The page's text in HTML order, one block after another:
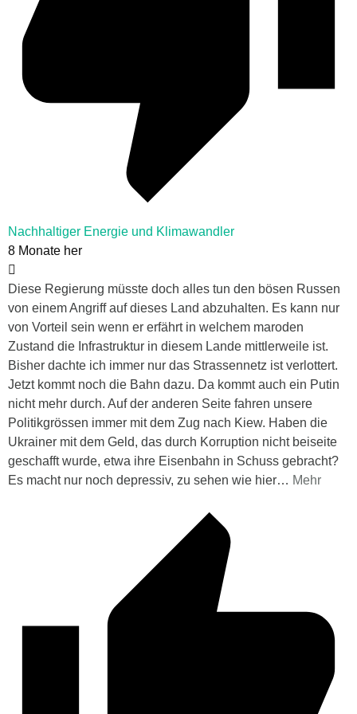
Nachhaltiger Energie und Klimawandler
8 Monate her
Diese Regierung müsste doch alles tun den bösen Russen
von einem Angriff auf dieses Land abzuhalten. Es kann nur
von Vorteil sein wenn er erfährt in welchem maroden
Zustand die Infrastruktur in diesem Lande mittlerweile ist.
Bisher dachte ich immer nur das Strassennetz ist verlottert.
Jetzt kommt noch die Bahn dazu. Da kommt auch ein Putin
nicht mehr durch. Auf der anderen Seite fahren unsere
Politikgrössen immer mit dem Zug nach Kiew. Haben die
Ukrainer mit dem Geld, das durch Korruption nicht beiseite
geschafft wurde, etwa ihre Eisenbahn in Schuss gebracht?
Es macht nur noch depressiv, zu sehen wie hier… Mehr